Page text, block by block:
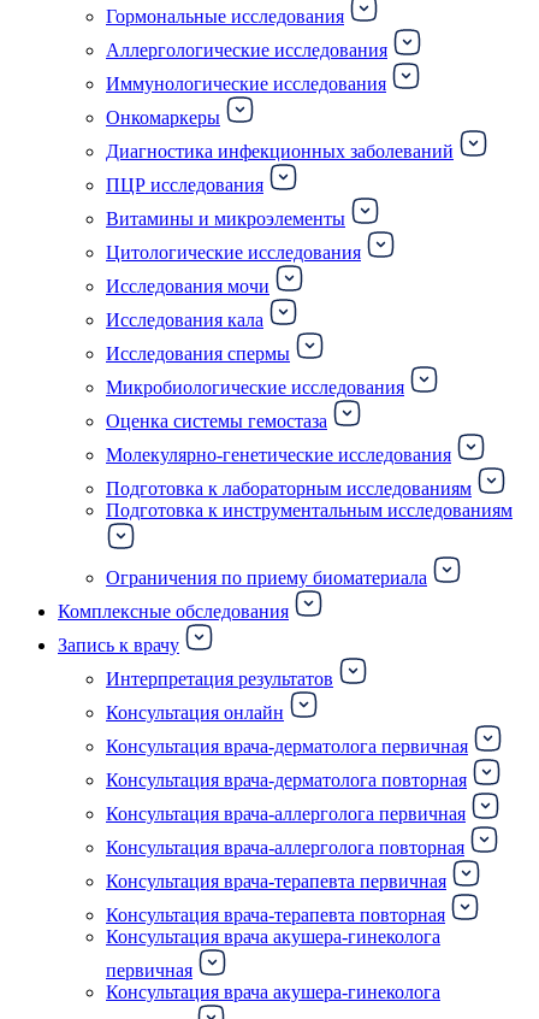
Гормональные исследования
Аллергологические исследования
Иммунологические исследования
Онкомаркеры
Диагностика инфекционных заболеваний
ПЦР исследования
Витамины и микроэлементы
Цитологические исследования
Исследования мочи
Исследования кала
Исследования спермы
Микробиологические исследования
Оценка системы гемостаза
Молекулярно-генетические исследования
Подготовка к лабораторным исследованиям
Подготовка к инструментальным исследованиям
Ограничения по приему биоматериала
Комплексные обследования
Запись к врачу
Интерпретация результатов
Консультация онлайн
Консультация врача-дерматолога первичная
Консультация врача-дерматолога повторная
Консультация врача-аллерголога первичная
Консультация врача-аллерголога повторная
Консультация врача-терапевта первичная
Консультация врача-терапевта повторная
Консультация врача акушера-гинеколога
первичная
Консультация врача акушера-гинеколога